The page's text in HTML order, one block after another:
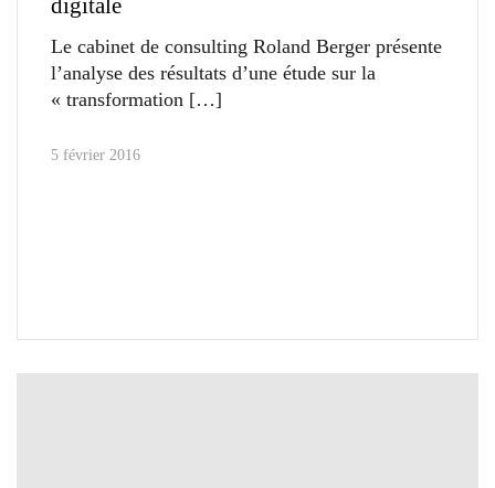
Le cabinet de consulting Roland Berger présente
l’analyse des résultats d’une étude sur la
« transformation
5 février 2016